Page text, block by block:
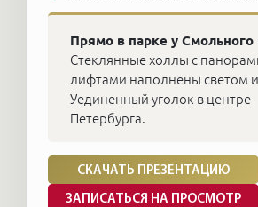
Прямо в парке у
Стеклянные холлы с
лифтами наполнены светом
Уединенный уголок в центре
Петербурга.
СКАЧАТЬ ПРЕЗЕНТАЦИЮ
ЗАПИСАТЬСЯ НА ПРОСМОТР